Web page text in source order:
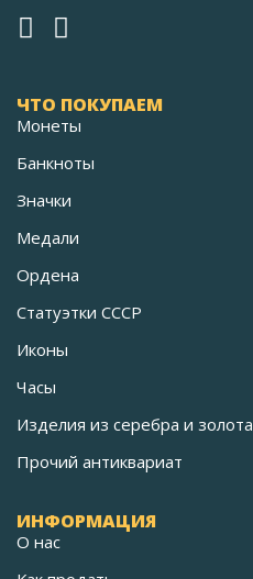
ЧТО ПОКУПАЕМ
Монеты
Банкноты
Значки
Медали
Ордена
Статуэтки СССР
Иконы
Часы
Изделия из серебра и золота
Прочий антиквариат
ИНФОРМАЦИЯ
О нас